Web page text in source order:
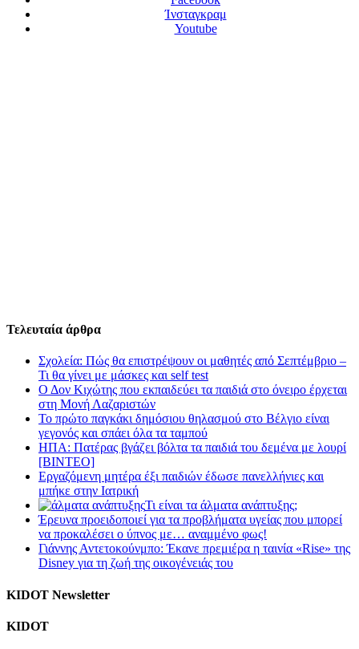
Ίνσταγκραμ
Youtube
Τελευταία άρθρα
Σχολεία: Πώς θα επιστρέψουν οι μαθητές από Σεπτέμβριο –
Τι θα γίνει με μάσκες και self test
Ο Δον Κιχώτης που εκπαιδεύει τα παιδιά στο όνειρο έρχεται
στη Μονή Λαζαριστών
Το πρώτο παγκάκι δημόσιου θηλασμού στο Βέλγιο είναι
γεγονός και σπάει όλα τα ταμπού
ΗΠΑ: Πατέρας βγάζει βόλτα τα παιδιά του δεμένα με λουρί
[BINTEO]
Εργαζόμενη μητέρα έξι παιδιών έδωσε πανελλήνιες και
μπήκε στην Ιατρική
Τι είναι τα άλματα ανάπτυξης;
Έρευνα προειδοποιεί για τα προβλήματα υγείας που μπορεί
να προκαλέσει ο ύπνος με… αναμμένο φως!
Γιάννης Αντετοκούνμπο: Έκανε πρεμιέρα η ταινία «Rise» της
Disney για τη ζωή της οικογένειάς του
KIDOT Newsletter
KIDOT